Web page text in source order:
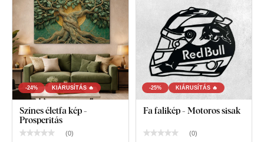
Fából készült kép - Tűzoltó
Előre felszerelt akasztó / akasztók a kép hátoldalán
Áttekinthető szerelési útmutató
-24% KIÁRUSÍTÁS 🔥
Színes életfa kép -
Prosperitás
(0)
-25% KIÁRUSÍTÁS 🔥
Fa falikép - Motoros sisak
(0)